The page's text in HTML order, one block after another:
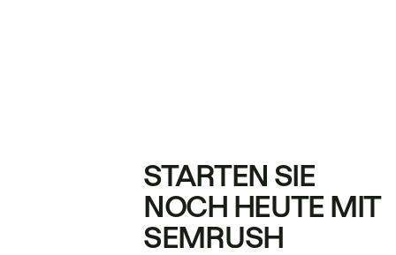
STARTEN SIE
NOCH HEUTE MIT
SEMRUSH